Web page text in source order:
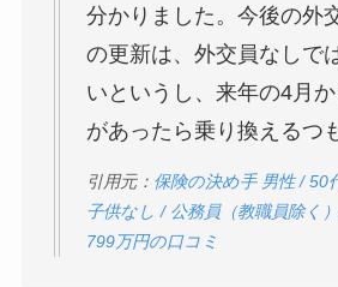
分かりました。今後の外
の更新は、外交員なしで
いというし、来年の4月
があったら乗り換えるつ
引用元： 保険の決め手 男性 / 50
子供なし / 公務員（教職員除く
799万円の口コミ